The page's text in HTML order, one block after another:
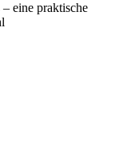
eine praktische